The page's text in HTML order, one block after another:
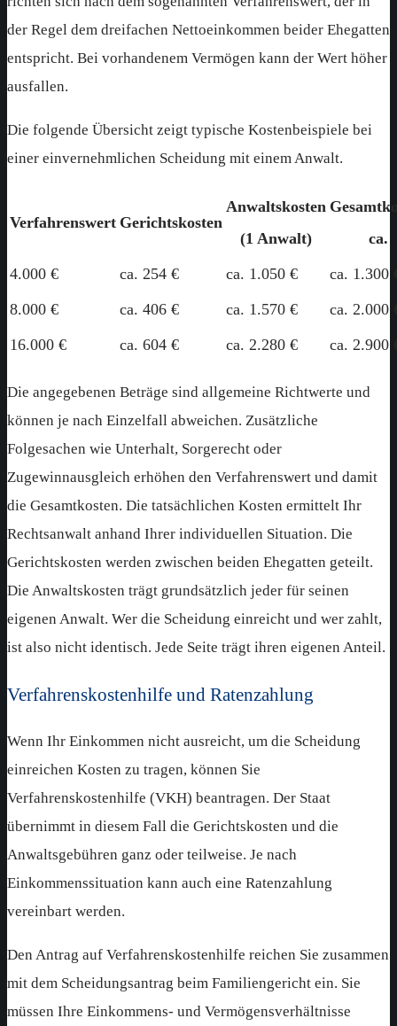
der Regel dem dreifachen Nettoeinkommen beider Ehegatten
entspricht. Bei vorhandenem Vermögen kann der Wert höher
ausfallen.
Die folgende Übersicht zeigt typische Kostenbeispiele bei
einer einvernehmlichen Scheidung mit einem Anwalt.
Verfahrenswert Gerichtskosten
Anwaltskosten
(1 Anwalt)
ca.
4.000 €
ca. 254 € ca. 1.050 €
ca. 1.300
8.000 €
ca. 406 € ca. 1.570 €
ca. 2.000
16.000 €
ca. 604 € ca. 2.280 € ca. 2.900
Die angegebenen Beträge sind allgemeine Richtwerte und
können je nach Einzelfall abweichen. Zusätzliche
Folgesachen wie Unterhalt, Sorgerecht oder
Zugewinnausgleich erhöhen den Verfahrenswert und damit
die Gesamtkosten. Die tatsächlichen Kosten ermittelt Ihr
Rechtsanwalt anhand Ihrer individuellen Situation. Die
Gerichtskosten werden zwischen beiden Ehegatten geteilt.
Die Anwaltskosten trägt grundsätzlich jeder für seinen
eigenen Anwalt. Wer die Scheidung einreicht und wer zahlt,
ist also nicht identisch. Jede Seite trägt ihren eigenen Anteil.
Verfahrenskostenhilfe und Ratenzahlung
Wenn Ihr Einkommen nicht ausreicht, um die Scheidung
einreichen Kosten zu tragen, können Sie
Verfahrenskostenhilfe (VKH) beantragen. Der Staat
übernimmt in diesem Fall die Gerichtskosten und die
Anwaltsgebühren ganz oder teilweise. Je nach
Einkommenssituation kann auch eine Ratenzahlung
vereinbart werden.
Den Antrag auf Verfahrenskostenhilfe reichen Sie zusammen
mit dem Scheidungsantrag beim Familiengericht ein. Sie
müssen Ihre Einkommens- und Vermögensverhältnisse